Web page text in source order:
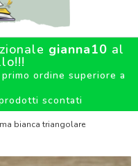
gianna10 al
ordine superiore a
scontati
bianca triangolare